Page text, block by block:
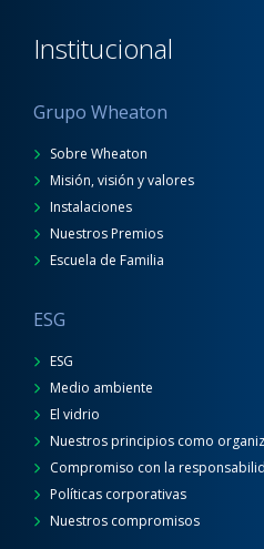
Institucional
Grupo Wheaton
Sobre Wheaton
Misión, visión y valores
Instalaciones
Nuestros Premios
Escuela de Familia
ESG
ESG
Medio ambiente
El vidrio
Nuestros principios como
Compromiso con la
Políticas corporativas
Nuestros compromisos